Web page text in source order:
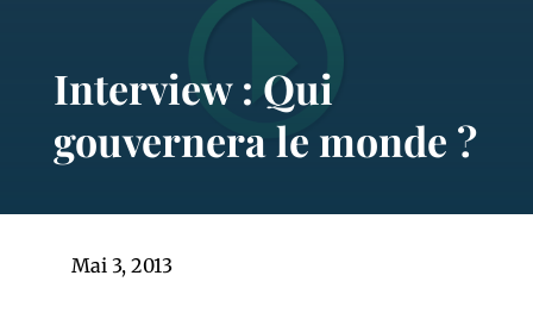
Interview : Qui
gouvernera le monde ?
Mai 3, 2013